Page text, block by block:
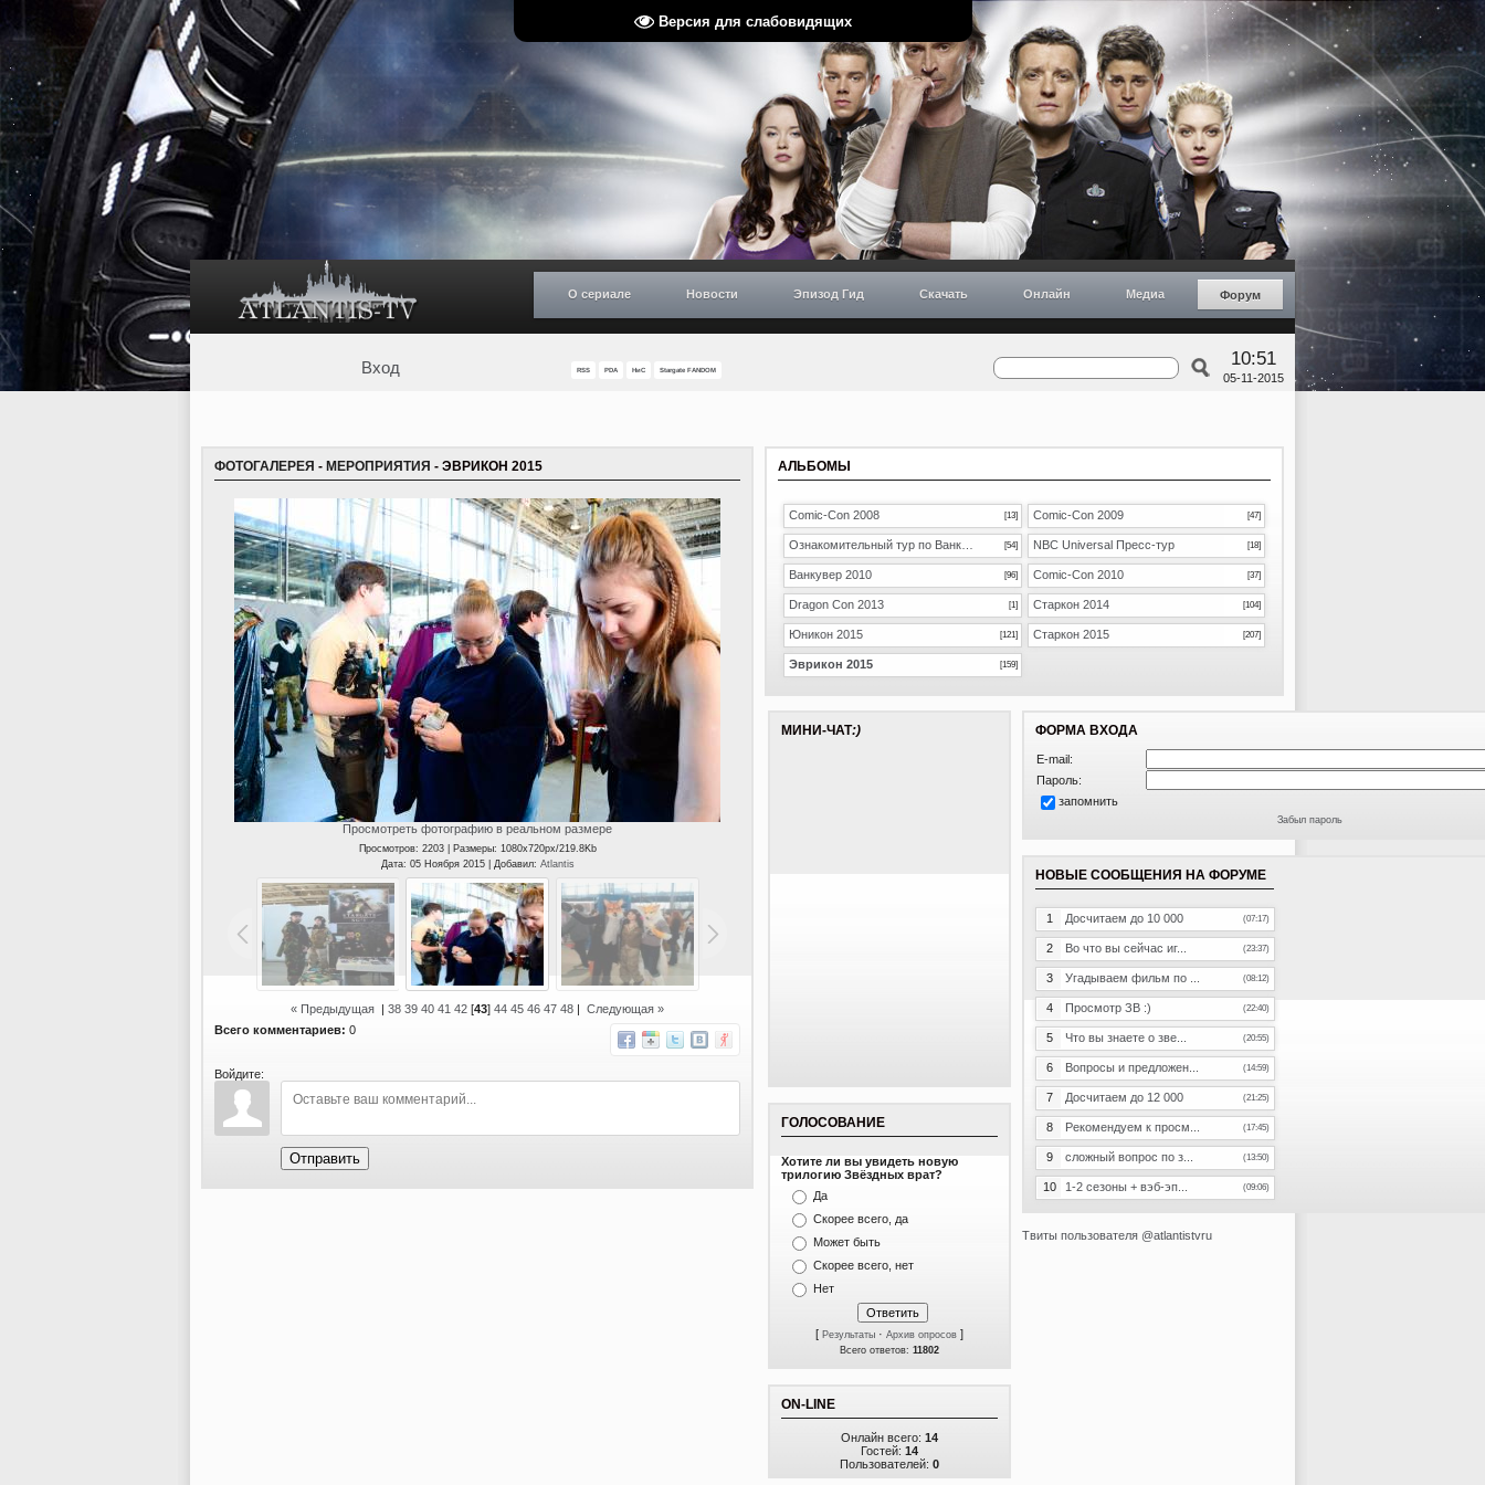
Версия для слабовидящих
О сериале Новости Эпизод Гид Скачать Онлайн Медиа Форум
Вход RSS PDA НиС Stargate FANDOM
10:51
05-11-2015
ФОТОГАЛЕРЕЯ - МЕРОПРИЯТИЯ - ЭВРИКОН 2015
Просмотреть фотографию в реальном размере
Просмотров: 2203 | Размеры: 1080x720px/219.8Kb
Дата: 05 Ноября 2015 | Добавил: Atlantis
« Предыдущая | 38 39 40 41 42 [43] 44 45 46 47 48 | Следующая »
Всего комментариев: 0
Войдите:
Отправить
АЛЬБОМЫ
Comic-Con 2008 [13] Comic-Con 2009 [47]
[54] NBC Universal Пресс-тур [18]
Ванкувер 2010 [96] Comic-Con 2010 [37]
Dragon Con 2013 [1] Старкон 2014 [104]
Юникон 2015 [121] Старкон 2015 [207]
Эврикон 2015 [159]
МИНИ-ЧАТ:)
ГОЛОСОВАНИЕ
Хотите ли вы увидеть новую
трилогию Звёздных врат?
Да
Скорее всего, да
Может быть
Скорее всего, нет
Нет
[ Результаты · Архив опросов ]
Всего ответов: 11802
ON-LINE
Онлайн всего: 14
Гостей: 14
Пользователей: 0
ФОРМА ВХОДА
E-mail:
Пароль:
запомнить
Забыл пароль
НОВЫЕ СООБЩЕНИЯ НА ФОРУМЕ
1 Досчитаем до 10 000 (07:17)
2 Во что вы сейчас иг... (23:37)
3 Угадываем фильм по ... (08:12)
4 Просмотр ЗВ :) (22:40)
5 Что вы знаете о зве... (20:55)
6 Вопросы и предложен... (14:59)
7 Досчитаем до 12 000 (21:25)
8 Рекомендуем к просм... (17:45)
9 сложный вопрос по з... (13:50)
10 1-2 сезоны + вэб-эп... (09:06)
Твиты пользователя @atlantistvru